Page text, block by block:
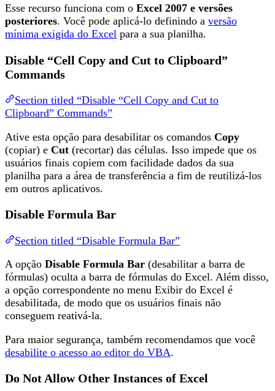
Esse recurso funciona com o Excel 2007 e versões
posteriores. Você pode aplicá-lo definindo a versão
mínima exigida do Excel para a sua planilha.
Disable “Cell Copy and Cut to Clipboard”
Commands
Section titled “Disable “Cell Copy and Cut to
Clipboard” Commands”
Ative esta opção para desabilitar os comandos Copy
(copiar) e Cut (recortar) das células. Isso impede que os
usuários finais copiem com facilidade dados da sua
planilha para a área de transferência a fim de reutilizá-los
em outros aplicativos.
Disable Formula Bar
Section titled “Disable Formula Bar”
A opção Disable Formula Bar (desabilitar a barra de
fórmulas) oculta a barra de fórmulas do Excel. Além disso,
a opção correspondente no menu Exibir do Excel é
desabilitada, de modo que os usuários finais não
conseguem reativá-la.
Para maior segurança, também recomendamos que você
desabilite o acesso ao editor do VBA.
Do Not Allow Other Instances of Excel